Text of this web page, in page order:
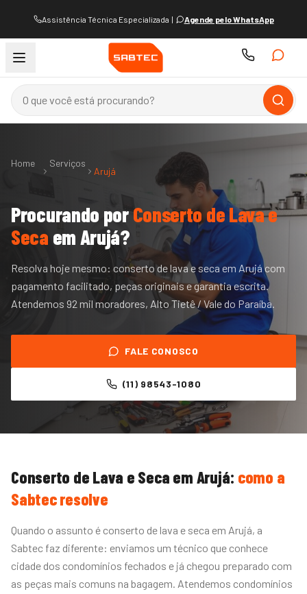
Assistência Técnica Especializada | Agende pelo WhatsApp
Home Serviços
Arujá
Procurando porConserto de Lava e
Seca em Arujá?
Resolva hoje mesmo: conserto de lava e seca em Arujá com
pagamento facilitado, peças originais e garantia escrita.
Atendemos 92 mil moradores, Alto Tietê / Vale do Paraíba.
FALE CONOSCO
(11) 98543-1080
Conserto de Lava e Seca em Arujá: como a
Sabtec resolve
Quando o assunto é conserto de lava e seca em Arujá, a
Sabtec faz diferente: enviamos um técnico que conhece
cidade dos condomínios fechados e já chegou preparado com
as peças mais comuns na bagagem. Atendemos condomínios